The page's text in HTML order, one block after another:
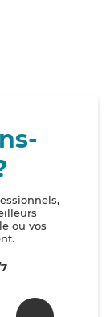
ou vos